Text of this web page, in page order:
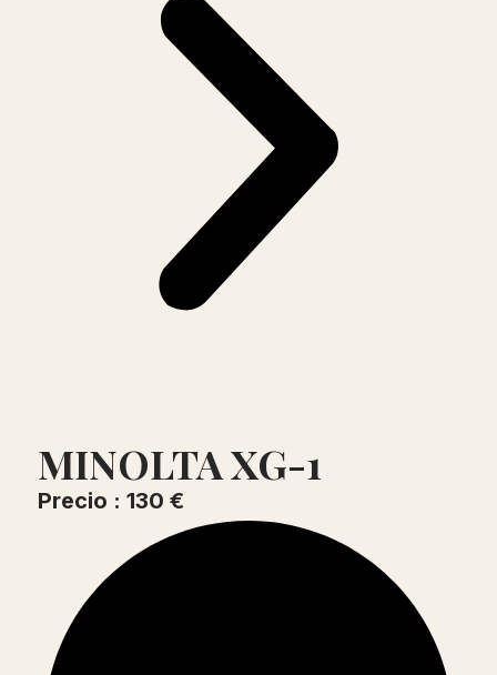
MINOLTA XG-1
Precio : 130 €